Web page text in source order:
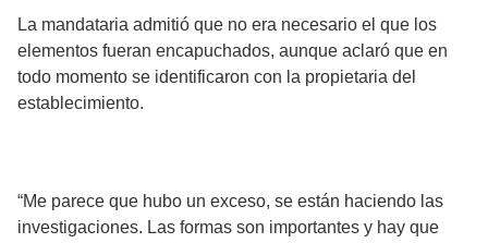
La mandataria admitió que no era necesario el que los
elementos fueran encapuchados, aunque aclaró que en
todo momento se identificaron con la propietaria del
establecimiento.
“Me parece que hubo un exceso, se están haciendo las
investigaciones. Las formas son importantes y hay que